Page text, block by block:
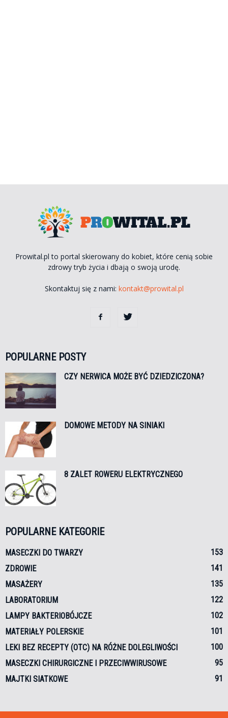
Prowital.pl to portal skierowany do kobiet, które cenią sobie
zdrowy tryb życia i dbają o swoją urodę.
Skontaktuj się z nami: kontakt@prowital.pl
POPULARNE POSTY
CZY NERWICA MOŻE BYĆ DZIEDZICZONA?
DOMOWE METODY NA SINIAKI
8 ZALET ROWERU ELEKTRYCZNEGO
POPULARNE KATEGORIE
MASECZKI DO TWARZY
153
ZDROWIE
141
MASAŻERY
135
LABORATORIUM
122
LAMPY BAKTERIOBÓJCZE
102
MATERIAŁY POLERSKIE
101
LEKI BEZ RECEPTY (OTC) NA RÓŻNE DOLEGLIWOŚCI
100
MASECZKI CHIRURGICZNE I PRZECIWWIRUSOWE
95
MAJTKI SIATKOWE
91